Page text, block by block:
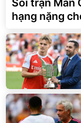
hạng nặng